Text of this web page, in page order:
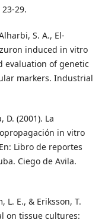
29.
S. A., El-
induced in vitro
evaluation of genetic
markers. Industrial
D. (2001). La
in vitro
Libro de reportes
Ciego de Avila.
L. E., & Eriksson, T.
on tissue cultures: